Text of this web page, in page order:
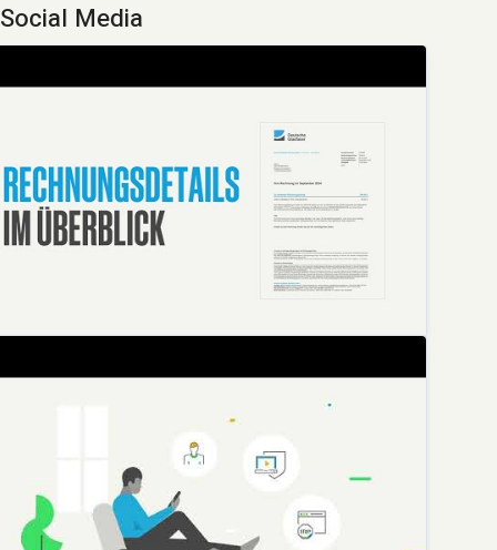
Social Media
erste Rechnung - Erklärvideo
Deutsche Glasfaser